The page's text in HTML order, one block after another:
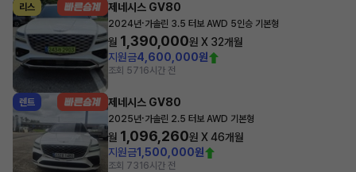
리스 제네시스 GV80
2024년·가솔린 3.5 터보 AWD 5인승 기본형
월 1,390,000원 X 32개월
지원금4,600,000원
조회 5716시간 전
렌트 제네시스 GV80
2025년·가솔린 2.5 터보 AWD 기본형
월 1,096,260원 X46개월
지원금1,500,000원
조회 7316시간 전